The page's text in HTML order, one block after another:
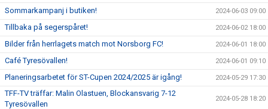
Sommarkampanj i butiken! 2024-06-03 09:00
Tillbaka på segerspåret! 2024-06-02 18:00
Bilder från herrlagets match mot Norsborg FC! 2024-06-01 18:00
Café Tyresövallen! 2024-06-01 09:10
Planeringsarbetet för ST-Cupen 2024/2025 är igång! 2024-05-29 17:30
TFF-TV träffar: Malin Olastuen, Blockansvarig 7-12
Tyresövallen
2024-05-28 18:20